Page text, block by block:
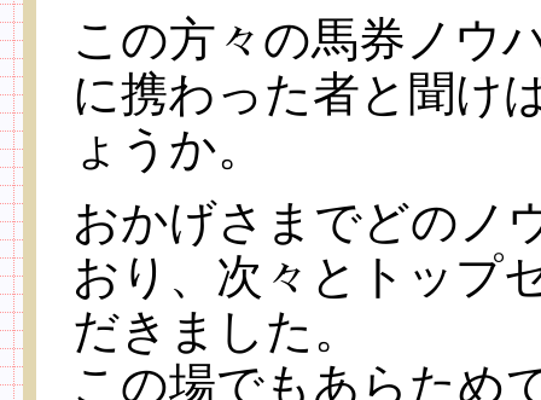
この方々の馬券ノウ
に携わった者と聞け
ょうか。
おかげさまでどのノ
おり、次々とトップ
だきました。
この場でもあらため